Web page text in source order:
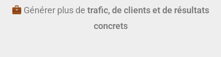
Générer plus detrafic, de clients et de résultats
concrets